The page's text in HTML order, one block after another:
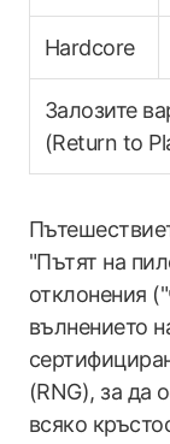
Hardcore
Залозите
(Return to
"Пътят на
отклонения
вълнението
(RNG), за да
всяко